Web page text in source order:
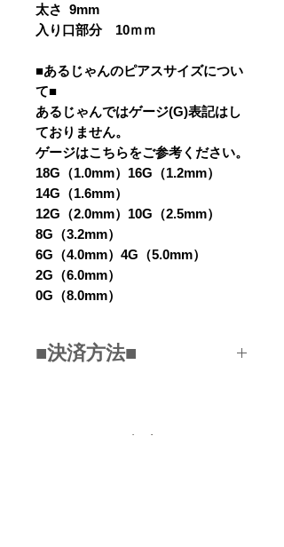
太さ 9mm
入り口部分 10ｍｍ
■あるじゃんのピアスサイズについ
て■
あるじゃんではゲージ(G)表記はし
ておりません。
ゲージはこちらをご参考ください。
18G（1.0mm）16G（1.2mm）
14G（1.6mm）
12G（2.0mm）10G（2.5mm）
8G（3.2mm）
6G（4.0mm）4G（5.0mm）
2G（6.0mm）
0G（8.0mm）
■決済方法■
関連商品